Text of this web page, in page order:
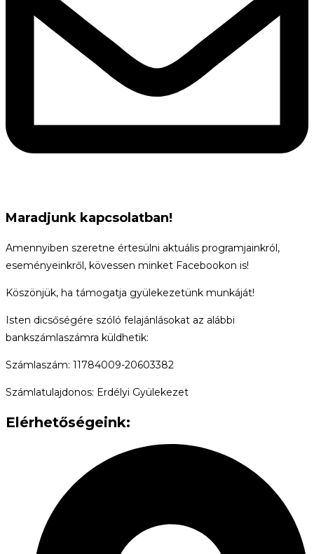
Maradjunk kapcsolatban!
Amennyiben szeretne értesülni aktuális programjainkról,
eseményeinkről, kövessen minket Facebookon is!
Köszönjük, ha támogatja gyülekezetünk munkáját!
Isten dicsőségére szóló felajánlásokat az alábbi
bankszámlaszámra küldhetik:
Számlaszám: 11784009-20603382
Számlatulajdonos: Erdélyi Gyülekezet
Elérhetőségeink: